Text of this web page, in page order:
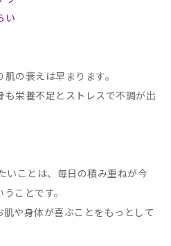
い
の衰えは早まります。
栄養不足とストレスで不調が出
いことは、毎日の積み重ねが今
ことです。
や身体が喜ぶことをもっとして